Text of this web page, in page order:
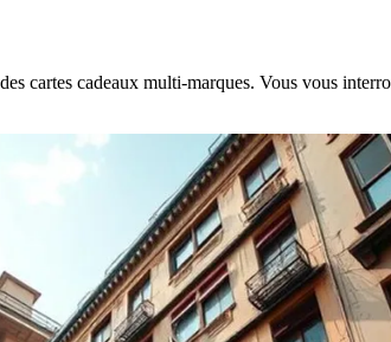
cartes cadeaux multi-marques. Vous vous